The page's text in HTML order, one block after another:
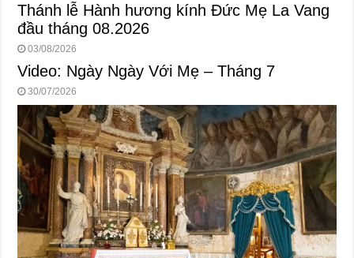
Thánh lễ Hành hương kính Đức Mẹ La Vang
đầu tháng 08.2026
03/08/2026
Video: Ngày Ngày Với Mẹ – Tháng 7
30/07/2026